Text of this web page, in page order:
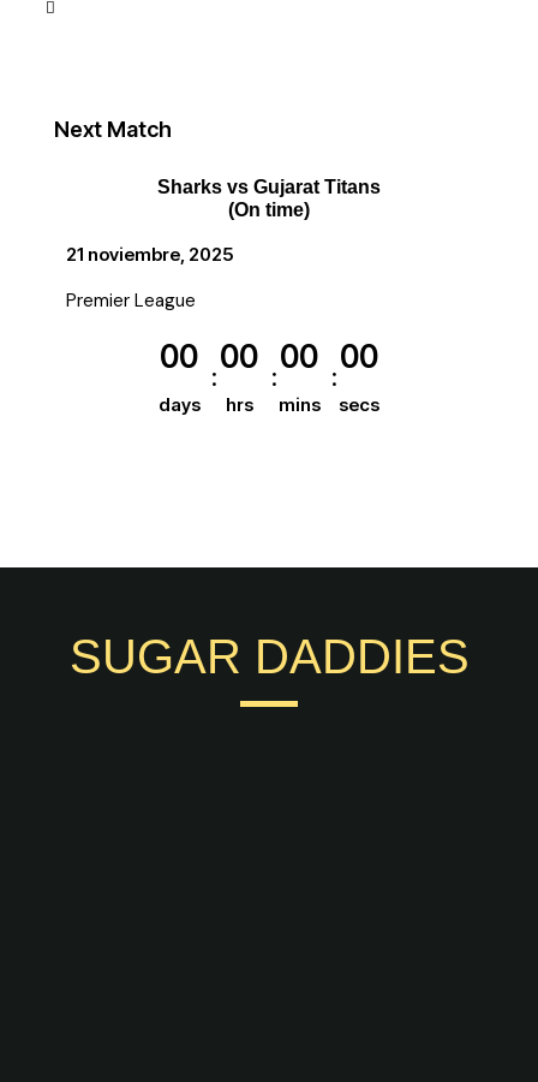
Next Match
Sharks vs Gujarat Titans
(On time)
21 noviembre, 2025
Premier League
00
days
00
hrs
00
mins
00
secs
SUGAR DADDIES